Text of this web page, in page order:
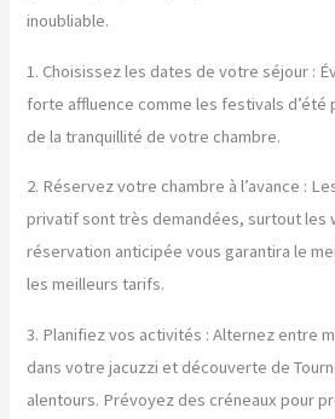
inoubliable.
1. Choisissez les dates de votre séjour :
forte affluence comme les festivals
de la tranquillité de votre chambre.
2. Réservez votre chambre à l’avance :
privatif sont très demandées, surtout les
réservation anticipée vous garantira le
les meilleurs tarifs.
3. Planifiez vos activités : Alternez entre
dans votre jacuzzi et découverte de
alentours. Prévoyez des créneaux pour